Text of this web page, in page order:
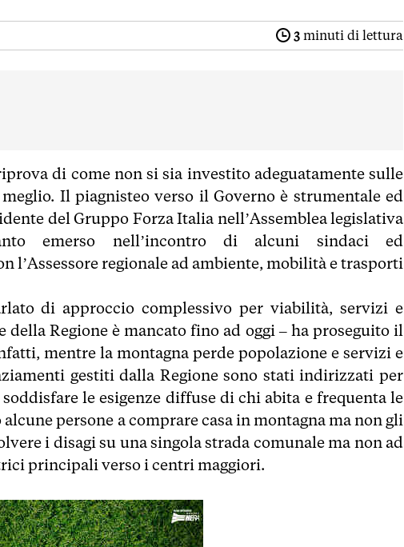
3 minuti di lettura
di come non si sia investito adeguatamente sulle
Il piagnisteo verso il Governo è strumentale ed
del Gruppo Forza Italia nell’Assemblea legislativa
emerso nell’incontro di alcuni sindaci ed
l’Assessore regionale ad ambiente, mobilità e trasporti
di approccio complessivo per viabilità, servizi e
Regione è mancato fino ad oggi – ha proseguito il
mentre la montagna perde popolazione e servizi e
gestiti dalla Regione sono stati indirizzati per
le esigenze diffuse di chi abita e frequenta le
persone a comprare casa in montagna ma non gli
i disagi su una singola strada comunale ma non ad
principali verso i centri maggiori.